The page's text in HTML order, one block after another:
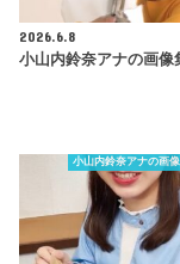
2026.6.8
小山内鈴奈アナの画像
小山内鈴奈アナの画像